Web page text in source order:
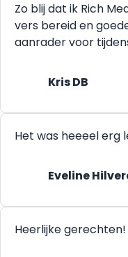
Zo blij dat ik Rich
vers bereid en
aanrader voor
Kris DB
Het was heeeel erg
Eveline
Heerlijke